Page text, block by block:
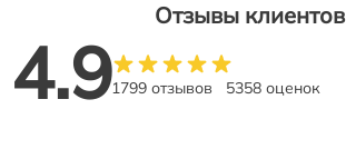
Отзывы клиентов
4.91799 отзывов 5358 оценок